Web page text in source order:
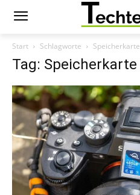
Start Schlagworte Speicherkarte
Tag: Speicherkarte